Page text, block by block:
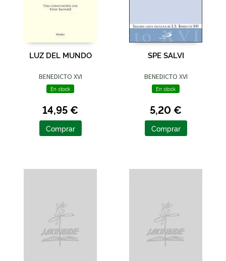
LUZ DEL MUNDO
BENEDICTO XVI
En stock
14,95 €
Comprar
SPE SALVI
BENEDICTO XVI
En stock
5,20 €
Comprar